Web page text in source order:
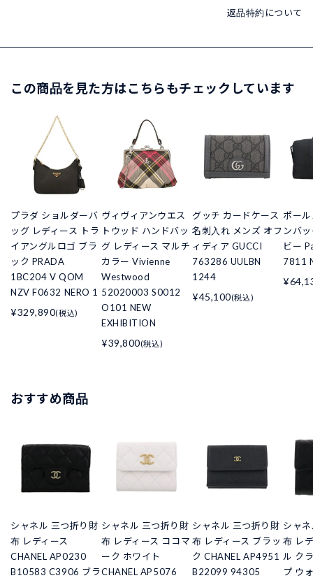
返品特約について
この商品を見た方はこちらもチェックしています
プラダ ショルダーバ
ッグ レディース トラ
イアングルロゴ ブラ
ック PRADA
1BC204 V QOM
NZV F0632 NERO 1
¥329,890(税込)
ヴィヴィアンウエス
トウッド ハンドバッ
グ レディース マルチ
カラー Vivienne
Westwood
52020003 S0012
O101 NEW
EXHIBITION
¥39,800(税込)
グッチ カードケース
名刺入れ メンズ オフ
ィディア GUCCI
763286 UULBN
1244
¥45,100(税込)
ポー
ンバ
ビー
7811
おすすめ商品
シャネル 三つ折り財
布 レディース
CHANEL AP0230
B10583 C3906 ブラ
シャネル 三つ折り財
布 レディース ココマ
ーク ホワイト
CHANEL AP5076
シャネル 三つ折り財
布 レディース ブラッ
ク CHANEL AP4951
B22099 94305
シャ
布 レ
ル ク
プ ウ